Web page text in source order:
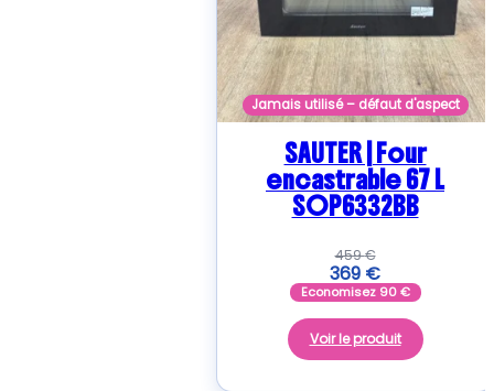
Jamais utilisé – défaut d'aspect
SAUTER | Four
encastrable 67 L
SOP6332BB
459€
369 €
Economisez 90€
Voir le produit